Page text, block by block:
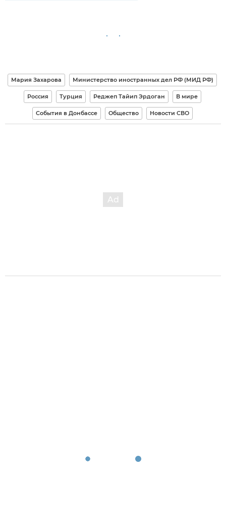
Мария Захарова Министерство иностранных дел РФ (МИД РФ)
Россия Турция Реджеп Тайип Эрдоган В мире
События в Донбассе Общество Новости СВО